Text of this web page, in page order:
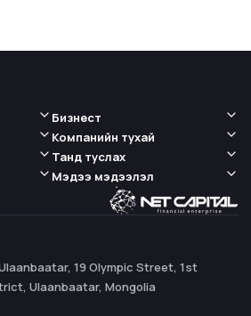
Бизнест
Компанийн тухай
Танд туслах
Мэдээ мэдээлэл
19 Olympic Street, 1st
Ulaanbaatar, Mongolia